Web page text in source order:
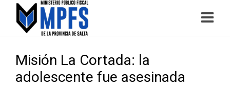
Misión La Cortada: la
adolescente fue asesinada